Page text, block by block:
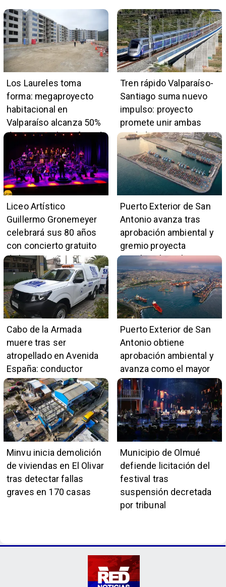
Los Laureles toma
forma: megaproyecto
habitacional en
Valparaíso alcanza 50%
de avance y beneficiará
a 396 familias
Tren rápido Valparaíso-
Santiago suma nuevo
impulso: proyecto
promete unir ambas
ciudades en 45 minutos
Liceo Artístico
Guillermo Gronemeyer
celebrará sus 80 años
con concierto gratuito
de la Orquesta Marga
Marga
Puerto Exterior de San
Antonio avanza tras
aprobación ambiental y
gremio proyecta
impulso al empleo y
comercio local
Cabo de la Armada
muere tras ser
atropellado en Avenida
España: conductor
también pertenece a la
institución naval
Puerto Exterior de San
Antonio obtiene
aprobación ambiental y
avanza como el mayor
proyecto portuario del
país
Minvu inicia demolición
de viviendas en El Olivar
tras detectar fallas
graves en 170 casas
Municipio de Olmué
defiende licitación del
festival tras
suspensión decretada
por tribunal